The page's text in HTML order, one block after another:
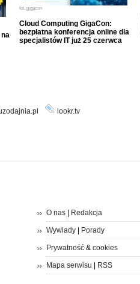
fot. gigacon
Cloud Computing GigaCon:
bezpłatna konferencja online dla
specjalistów IT już 25 czerwca
lookr.tv
O nas| Redakcja
Wywiady| Porady
Prywatność& cookies
Mapa serwisu RSS